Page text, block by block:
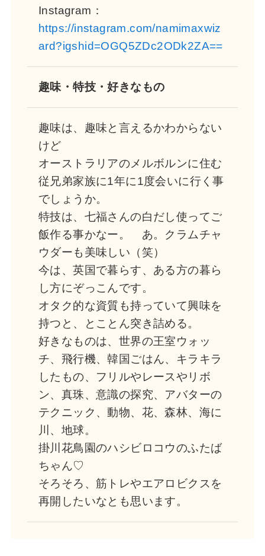
Instagram：
https://instagram.com/namimaxwiz
ard?igshid=OGQ5ZDc2ODk2ZA==
趣味・特技・好きなもの
趣味は、趣味と言えるかわからない
けど
オーストラリアのメルボルンに住む
従兄弟家族に1年に1度会いに行く事
でしょうか。
特技は、七福さんの白だし使ってご
飯作る事かなー。 あ。クラムチャ
ウダーも美味しい（笑）
今は、英国で暮らす、ある方の暮ら
し方にぞっこんです。
オタク的な資質も持っていて興味を
持つと、とことん突き詰める。
好きなものは、世界の王室ウォッ
チ、飛行機、韓国ごはん、キラキラ
したもの、フリルやレースやリボ
ン、真珠、意識の探究、アバターの
テクニック、動物、花、森林、海に
川、地球。
掛川花鳥園のハシビロコウのふたば
ちゃん♡
そろそろ、筋トレやエアロビクスを
再開したいなとも思います。